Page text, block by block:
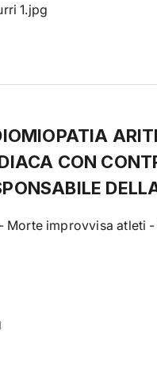
1.jpg
CON
Morte improvvisa atleti